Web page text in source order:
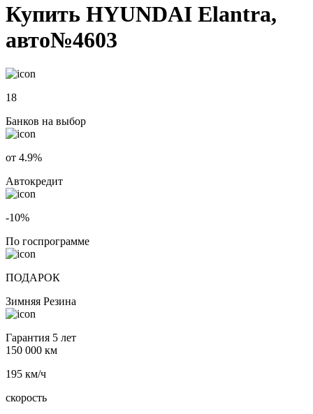
Купить HYUNDAI Elantra,
авто№4603
18
Банков на выбор
от 4.9%
Автокредит
-10%
По госпрограмме
ПОДАРОК
Зимняя Резина
Гарантия 5 лет
150 000 км
195 км/ч
скорость